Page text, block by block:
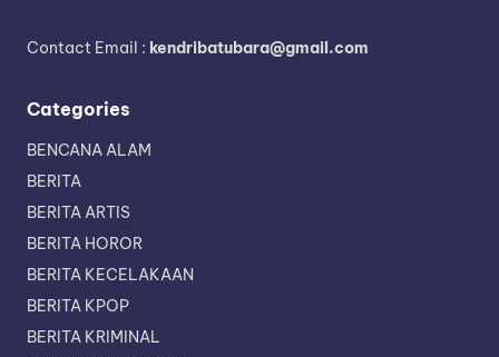
Contact Email : kendribatubara@gmail.com
Categories
BENCANA ALAM
BERITA
BERITA ARTIS
BERITA HOROR
BERITA KECELAKAAN
BERITA KPOP
BERITA KRIMINAL